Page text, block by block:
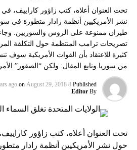
تحت العنوان أعلاه، كتب زاؤور كاراييف، في
نشر الأمريكيين أنظمة رادار متطورة في
طيران ممنوعة على الروس والسوريين.
تصريحات ترامب المنتظمة حول التكلفة
كثيرة للاعتقاد بأن القوات الأمريكية
من سوريا.وتابع المقال: ولكن “الصقور”
Published
8 years ago
on August 29, 2018
By
Editor
تحت العنوان أعلاه، كتب زاؤور
حول نشر الأمريكيين أنظمة رادار